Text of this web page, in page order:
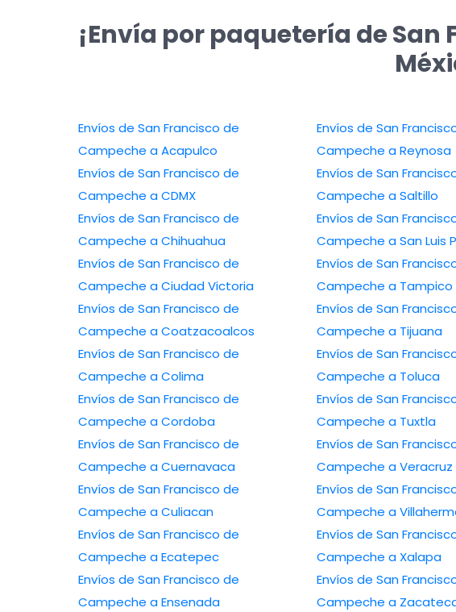
¡Envía por paquetería de
Envíos de San Francisco de
Campeche a Acapulco
Envíos de San Francisco de
Campeche a CDMX
Envíos de San Francisco de
Campeche a Chihuahua
Envíos de San Francisco de
Campeche a Ciudad Victoria
Envíos de San Francisco de
Campeche a Coatzacoalcos
Envíos de San Francisco de
Campeche a Colima
Envíos de San Francisco de
Campeche a Cordoba
Envíos de San Francisco de
Campeche a Cuernavaca
Envíos de San Francisco de
Campeche a Culiacan
Envíos de San Francisco de
Campeche a Ecatepec
Envíos de San Francisco de
Campeche a Ensenada
Envíos de San
Campeche a Reynosa
Envíos de San
Campeche a Saltillo
Envíos de San
Campeche a San Luis
Envíos de San
Campeche a Tampico
Envíos de San
Campeche a Tijuana
Envíos de San
Campeche a Toluca
Envíos de San
Campeche a Tuxtla
Envíos de San
Campeche a Veracruz
Envíos de San
Campeche a
Envíos de San
Campeche a Xalapa
Envíos de San
Campeche a